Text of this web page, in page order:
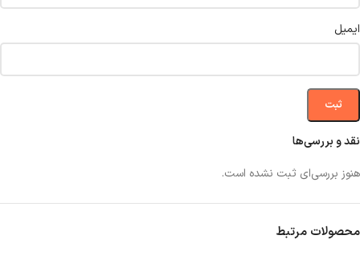
نقد و بررسی‌ها
هنوز بررسی‌ای ثبت نشده است.
ایمیل
محصولات مرتبط